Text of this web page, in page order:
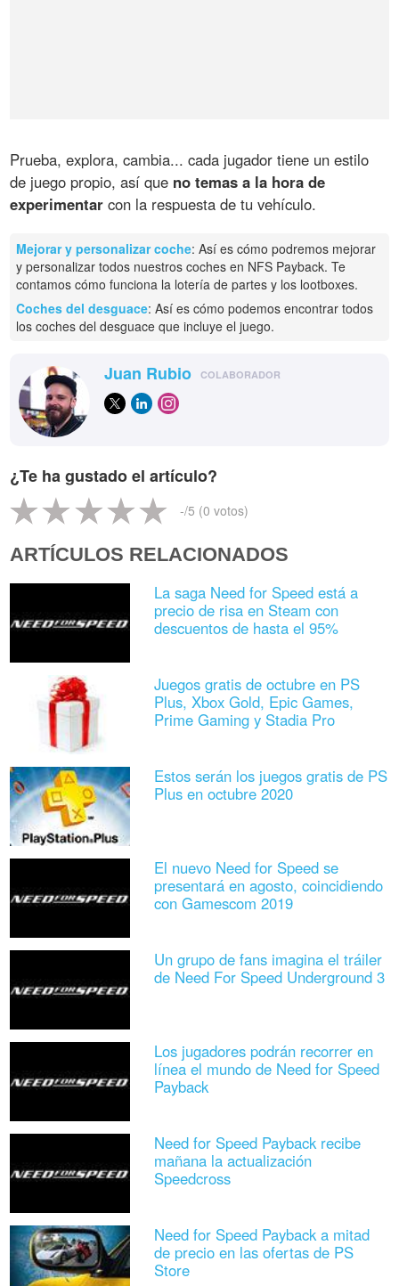
Prueba, explora, cambia... cada jugador tiene un estilo
de juego propio, así que no temas a la hora de
experimentar con la respuesta de tu vehículo.
Mejorar y personalizar coche: Así es cómo podremos mejorar
y personalizar todos nuestros coches en NFS Payback. Te
contamos cómo funciona la lotería de partes y los lootboxes.
Coches del desguace: Así es cómo podemos encontrar todos
los coches del desguace que incluye el juego.
Juan Rubio COLABORADOR
¿Te ha gustado el artículo?
-/5 (0 votos)
ARTÍCULOS RELACIONADOS
La saga Need for Speed está a
precio de risa en Steam con
descuentos de hasta el 95%
Juegos gratis de octubre en PS
Plus, Xbox Gold, Epic Games,
Prime Gaming y Stadia Pro
Estos serán los juegos gratis de PS
Plus en octubre 2020
El nuevo Need for Speed se
presentará en agosto, coincidiendo
con Gamescom 2019
Un grupo de fans imagina el tráiler
de Need For Speed Underground 3
Los jugadores podrán recorrer en
línea el mundo de Need for Speed
Payback
Need for Speed Payback recibe
mañana la actualización
Speedcross
Need for Speed Payback a mitad
de precio en las ofertas de PS
Store